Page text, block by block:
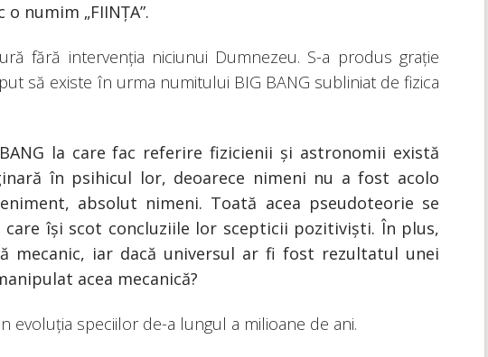
numim „FIINȚA”.
fără intervenția niciunui Dumnezeu. S-a produs grație
să existe în urma numitului BIG BANG subliniat de fizica
BANG la care fac referire fizicienii și astronomii există
în psihicul lor, deoarece nimeni nu a fost acolo
absolut nimeni. Toată acea pseudoteorie se
care își scot concluziile lor scepticii pozitiviști. În plus,
mecanic, iar dacă universul ar fi fost rezultatul unei
acea mecanică?
evoluția speciilor de-a lungul a milioane de ani.